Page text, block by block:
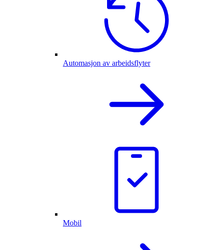
Automasjon av arbeidsflyter
Mobil